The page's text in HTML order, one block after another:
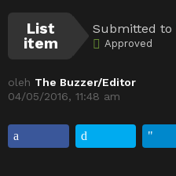
List
item
Submitted to
Approved
oleh The Buzzer/Editor
04/05/2016, 11:48 am